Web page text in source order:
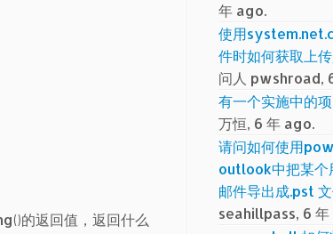
的返回值，返回什么
年 ago.
使用
件时如何获取上
问人 pwshroad,
有一个实施中的
万恒, 6 年 ago.
请问如何使用
outlook中把某个
邮件导出成.pst
seahillpass, 6